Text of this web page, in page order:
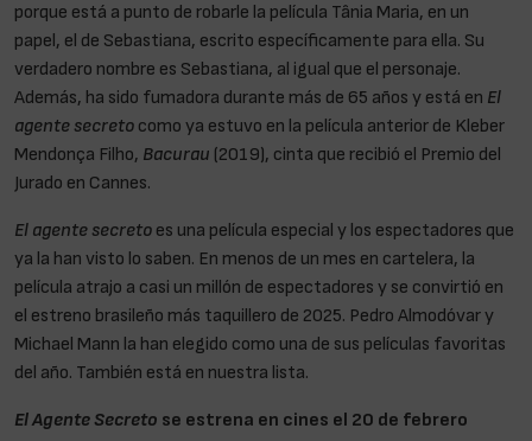
porque está a punto de robarle la película Tânia Maria, en un
papel, el de Sebastiana, escrito específicamente para ella. Su
verdadero nombre es Sebastiana, al igual que el personaje.
Además, ha sido fumadora durante más de 65 años y está en El
agente secreto como ya estuvo en la película anterior de Kleber
Mendonça Filho, Bacurau (2019), cinta que recibió el Premio del
Jurado en Cannes.
El agente secreto es una película especial y los espectadores que
ya la han visto lo saben. En menos de un mes en cartelera, la
película atrajo a casi un millón de espectadores y se convirtió en
el estreno brasileño más taquillero de 2025. Pedro Almodóvar y
Michael Mann la han elegido como una de sus películas favoritas
del año. También está en nuestra lista.
El Agente Secreto se estrena en cines el 20 de febrero